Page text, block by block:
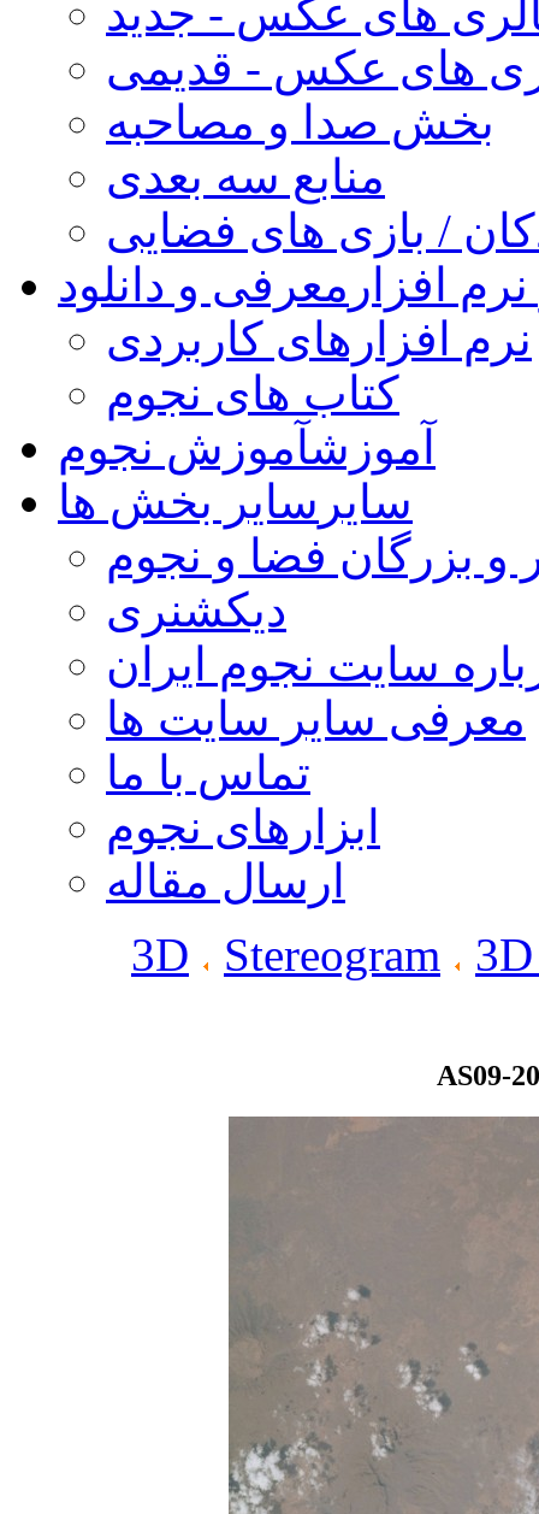
های عکس - جدید
های عکس - قدیمی
بخش صدا و مصاحبه
منابع سه بعدی
/ بازی های فضایی
افزار معرفی و دانلود
نرم افزارهای کاربردی
کتاب های نجوم
آموزشآموزش نجوم
سایر سایر بخش ها
و بزرگان فضا و نجوم
دیکشنری
سایت نجوم ایران
معرفی سایر سایت ها
تماس با ما
ابزارهای نجوم
ارسال مقاله
3D
Stereogram
AS09-